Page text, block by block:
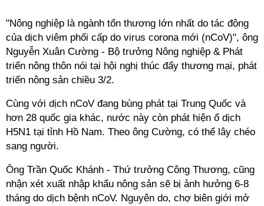
"Nông nghiệp là ngành tổn thương lớn nhất do tác động
của dịch viêm phổi cấp do virus corona mới (nCoV)", ông
Nguyễn Xuân Cường - Bộ trưởng Nông nghiệp & Phát
triển nông thôn nói tại hội nghị thúc đẩy thương mại, phát
triển nông sản chiều 3/2.
Cùng với dịch nCoV đang bùng phát tại Trung Quốc và
hơn 28 quốc gia khác, nước này còn phát hiện ổ dịch
H5N1 tại tỉnh Hồ Nam. Theo ông Cường, có thể lây chéo
sang người.
Ông Trần Quốc Khánh - Thứ trưởng Công Thương, cũng
nhận xét xuất nhập khẩu nông sản sẽ bị ảnh hưởng 6-8
tháng do dịch bệnh nCoV. Nguyên do, chợ biên giới mở